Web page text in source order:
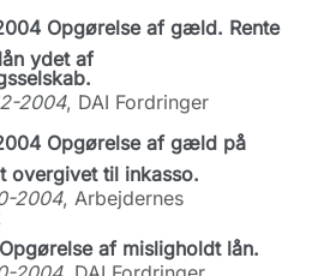
Opgørelse af gæld. Rente
ydet af
2004, DAI Fordringer
Opgørelse af gæld på
overgivet til inkasso.
2004, Arbejdernes
af misligholdt lån.